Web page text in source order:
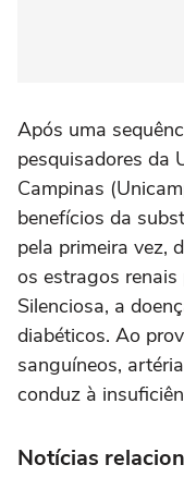
Após uma
pesquisadores da
Campinas
benefícios da
pela primeira vez,
os estragos renais
Silenciosa, a
diabéticos. Ao
sanguíneos,
conduz à
Notícias